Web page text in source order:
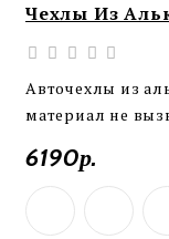
Чехлы Из
Авточехлы из
материал не
6190р.